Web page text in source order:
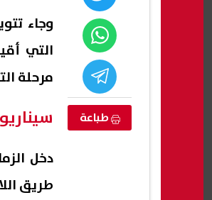
طباعة
وجاء
التي
مرحلة
دخل
طريق